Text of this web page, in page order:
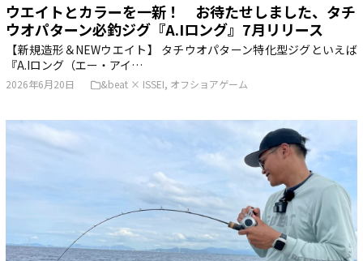
ウエイトとカラーを一新！ お待たせしました、タチ
ウオパターン必釣ジグ『A.Iロング』7月リリース
【新規造形＆NEWウエイト】 タチウオパターン特化型ジグといえば
『A.Iロング（エー・アイ…
2026年6月20日 &beat × ISSEI, オフショアゲーム